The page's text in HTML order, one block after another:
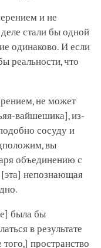
и не
стали бы одной
одинаково. И если
реальности, что
не может
вайшешика], из-
сосуду и
вы
объединению с
[эта] непознающая
была бы
в результате
пространство